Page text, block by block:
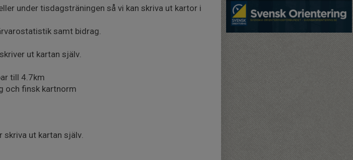
under tisdagsträningen så vi kan skriva ut kartor i
samt bidrag.
ut kartan själv.
till 4.7km
och finsk kartnorm
skriva ut kartan själv.